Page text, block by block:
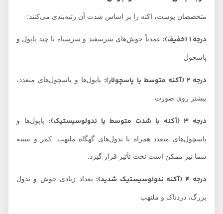
متخصصان پوست، اکنه را بر اساس شدت آن رتبه‌بندی می‌کنند:
درجه 1 (خفیف): عمدتاً جوش‌های سرسفید و سرسیاه با چند پاپول و
پاسچول
درجه 2 (آکنه متوسط یا پاسچولار): پاپول‌ها و پاسچول‌های متعدد،
بیشتر روی صورت
درجه 3 (آکنه با شدت متوسط یا ندولوسیستیک): پاپول‌ها و
پاسچول‌های متعدد همراه با ندول‌های گهگاه ملتهب. کمر و سینه
شما نیز ممکن است تحت تأثیر قرار گیرد.
درجه 4 (آکنه ندولوسیستیک شدید): تعداد زیادی جوش و ندول
بزرگ، دردناک و ملتهب